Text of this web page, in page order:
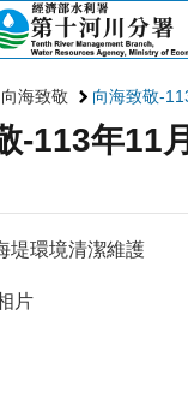
向海致敬 向海致敬-
-113年11
堤環境清潔維護
片